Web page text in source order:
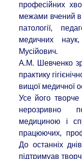
професійних
межами вчений в
патології,
медичних
Мусійович.
А.М. Шевченко
практику
вищої медичної
Усе його творче
нерозривно
медициною і
працюючих,
До останніх
підтримуав